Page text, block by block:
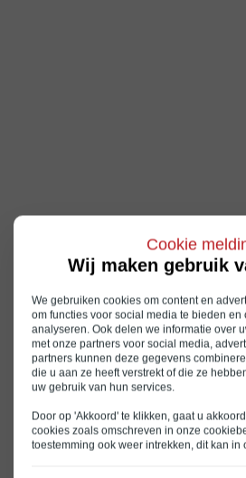
Cookie
Wij maken gebruik
We gebruiken cookies om content en
om functies voor social media te bieden en
analyseren. Ook delen we informatie over
met onze partners voor social media,
partners kunnen deze gegevens
die u aan ze heeft verstrekt of die ze
uw gebruik van hun services.
Door op 'Akkoord' te klikken, gaat u
cookies zoals omschreven in onze
toestemming ook weer intrekken, dit kan in